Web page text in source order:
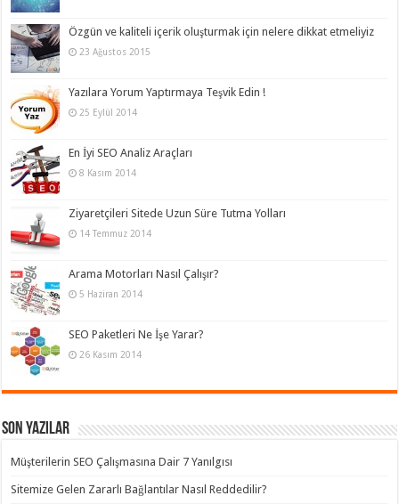
Özgün ve kaliteli içerik oluşturmak için nelere dikkat etmeliyiz
23 Ağustos 2015
Yazılara Yorum Yaptırmaya Teşvik Edin !
25 Eylül 2014
En İyi SEO Analiz Araçları
8 Kasım 2014
Ziyaretçileri Sitede Uzun Süre Tutma Yolları
14 Temmuz 2014
Arama Motorları Nasıl Çalışır?
5 Haziran 2014
SEO Paketleri Ne İşe Yarar?
26 Kasım 2014
Son Yazılar
Müşterilerin SEO Çalışmasına Dair 7 Yanılgısı
Sitemize Gelen Zararlı Bağlantılar Nasıl Reddedilir?